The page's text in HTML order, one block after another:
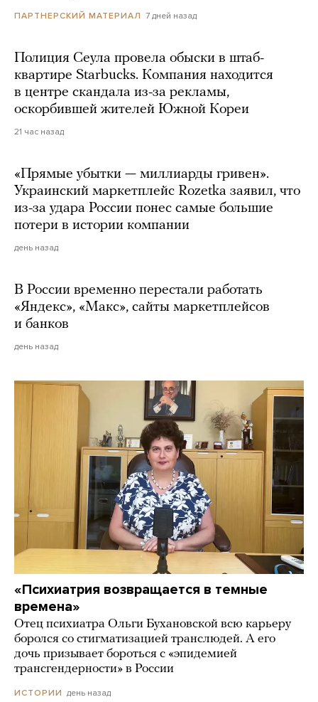
ПАРТНЕРСКИЙ МАТЕРИАЛ 7 дней назад
Полиция Сеула провела обыски в штаб-
квартире Starbucks. Компания находится
в центре скандала из-за рекламы,
оскорбившей жителей Южной Кореи
21 час назад
«Прямые убытки — миллиарды гривен».
Украинский маркетплейс Rozetka заявил, что
из-за удара России понес самые большие
потери в истории компании
день назад
В России временно перестали работать
«Яндекс», «Макс», сайты маркетплейсов
и банков
день назад
«Психиатрия возвращается в темные
времена»
Отец психиатра Ольги Бухановской всю карьеру
боролся со стигматизацией транслюдей. А его
дочь призывает бороться с «эпидемией
трансгендерности» в России
ИСТОРИИ день назад